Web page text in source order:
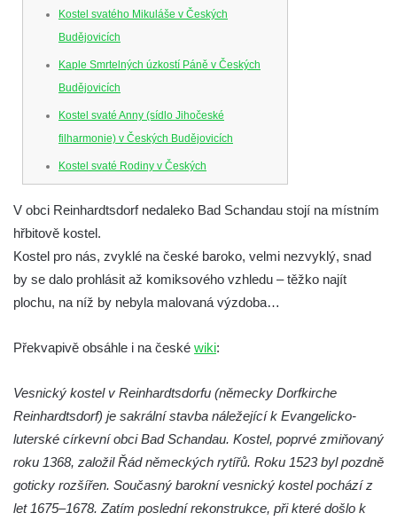
Kostel svatého Mikuláše v Českých
Budějovicích
Kaple Smrtelných úzkostí Páně v Českých
Budějovicích
Kostel svaté Anny (sídlo Jihočeské
filharmonie) v Českých Budějovicích
Kostel svaté Rodiny v Českých
Budějovicích
Kostel Obětování Panny Marie u kláštera
dominikánů v Českých Budějovicích
Kostel Všech svatých v Kamenném Újezdě
Bývalý kostel svatých Filipa a Jakuba na
Kaple na hřbitově ve Velešíně
Márnice na hřbitově ve Velešíně
Poutní areál Římov
Kostel svatého Ducha v poutním areálu
V obci Reinhardtsdorf nedaleko Bad Schandau stojí na místním
hřbitově kostel.
Kostel pro nás, zvyklé na české baroko, velmi nezvyklý, snad
by se dalo prohlásit až komiksového vzhledu – těžko najít
plochu, na níž by nebyla malovaná výzdoba…
Překvapivě obsáhle i na české wiki:
Vesnický kostel v Reinhardtsdorfu (německy Dorfkirche
Reinhardtsdorf) je sakrální stavba náležející k Evangelicko-
luterské církevní obci Bad Schandau. Kostel, poprvé zmiňovaný
roku 1368, založil Řád německých rytířů. Roku 1523 byl pozdně
goticky rozšířen. Současný barokní vesnický kostel pochází z
let 1675–1678. Zatím poslední rekonstrukce, při které došlo k